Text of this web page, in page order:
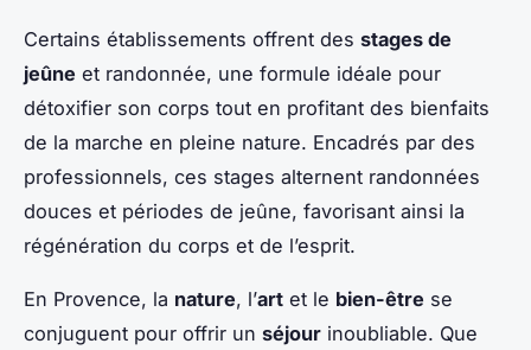
Certains établissements offrent des stages de
jeûne et randonnée, une formule idéale pour
détoxifier son corps tout en profitant des bienfaits
de la marche en pleine nature. Encadrés par des
professionnels, ces stages alternent randonnées
douces et périodes de jeûne, favorisant ainsi la
régénération du corps et de l’esprit.
En Provence, la nature, l’art et le bien-être se
conjuguent pour offrir un séjour inoubliable. Que